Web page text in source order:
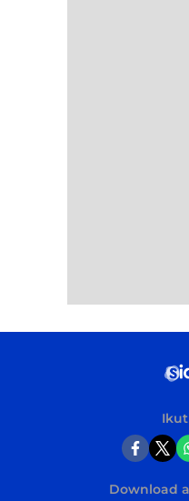
Download